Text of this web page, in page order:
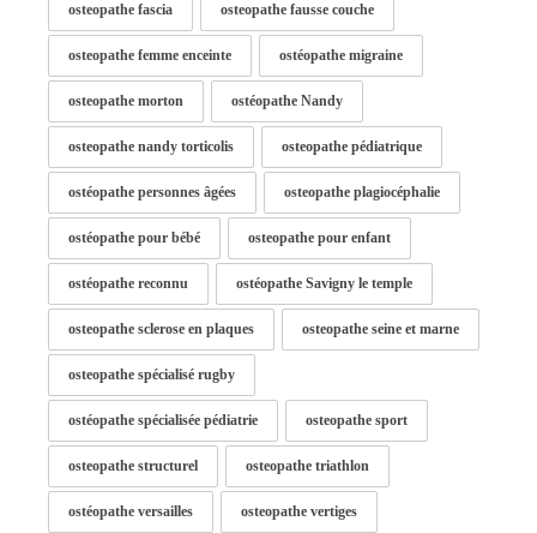
osteopathe fascia osteopathe fausse couche
osteopathe femme enceinte ostéopathe migraine
osteopathe morton ostéopathe Nandy
osteopathe nandy torticolis osteopathe pédiatrique
ostéopathe personnes âgées osteopathe plagiocéphalie
ostéopathe pour bébé osteopathe pour enfant
ostéopathe reconnu ostéopathe Savigny le temple
osteopathe sclerose en plaques osteopathe seine et marne
osteopathe spécialisé rugby
ostéopathe spécialisée pédiatrie osteopathe sport
osteopathe structurel osteopathe triathlon
ostéopathe versailles osteopathe vertiges